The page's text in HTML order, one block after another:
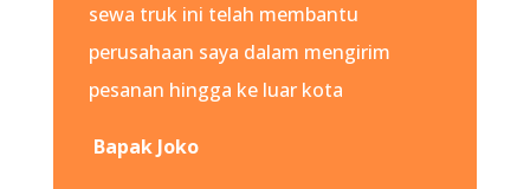
sewa truk ini telah membantu
perusahaan saya dalam mengirim
pesanan hingga ke luar kota
Bapak Joko